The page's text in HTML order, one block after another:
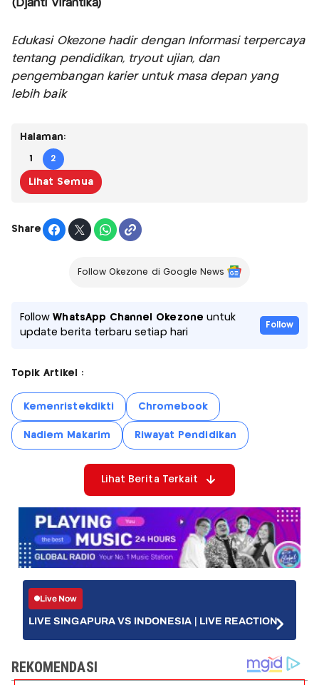
(Djanti Virantika)
Edukasi Okezone hadir dengan Informasi terpercaya
tentang pendidikan, tryout ujian, dan
pengembangan karier untuk masa depan yang
lebih baik
Halaman:
1 2
Lihat Semua
Share
Follow Okezone di Google News
FollowWhatsApp Channel Okezone untuk
update berita terbaru setiap hari
Follow
Topik Artikel :
Kemenristekdikti Chromebook
Nadiem Makarim Riwayat Pendidikan
Lihat Berita Terkait
Live Now
LIVE SINGAPURA VS INDONESIA | LIVE REACTION